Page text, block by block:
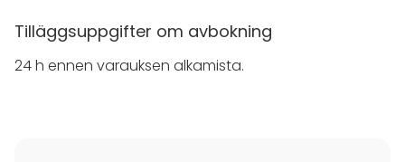
Tilläggsuppgifter om avbokning
24 h ennen varauksen alkamista.